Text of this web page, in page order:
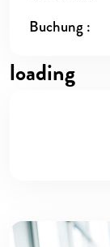
Buchung
loading